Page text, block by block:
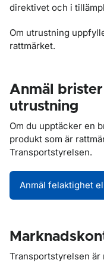
direktivet och i
Om utrustning
rattmärket.
Anmäl
utrustning
Om du upptäcker en
produkt som är
Transportstyrelsen.
Anmäl felaktighet
Transportstyrelsen